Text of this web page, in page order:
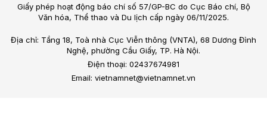
Giấy phép hoạt động báo chí số 57/GP-BC do Cục Báo chí, Bộ
Văn hóa, Thể thao và Du lịch cấp ngày 06/11/2025.
Địa chỉ: Tầng 18, Toà nhà Cục Viễn thông (VNTA), 68 Dương Đình
Nghệ, phường Cầu Giấy, TP. Hà Nội.
Điện thoại: 02437674981
Email: vietnamnet@vietnamnet.vn